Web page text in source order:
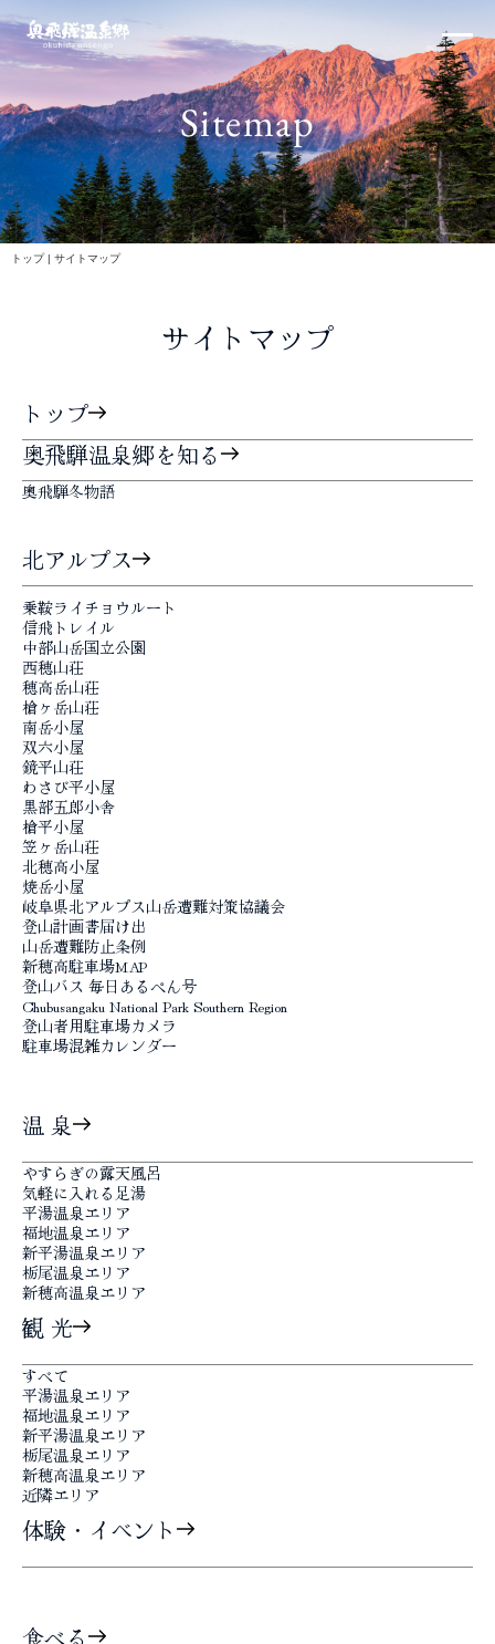
容
を
ス
キ
ッ
プ
Sitemap
トップ| サイトマップ
サイトマップ
トップ
奥飛騨温泉郷を知る
奥飛騨冬物語
北アルプス
乗鞍ライチョウルート
信飛トレイル
中部山岳国立公園
西穂山荘
穂高岳山荘
槍ヶ岳山荘
南岳小屋
双六小屋
鏡平山荘
わさび平小屋
黒部五郎小舎
槍平小屋
笠ヶ岳山荘
北穂高小屋
焼岳小屋
岐阜県北アルプス山岳遭難対策協議会
登山計画書届け出
山岳遭難防止条例
新穂高駐車場MAP
登山バス 毎日あるぺん号
Chubusangaku National Park Southern Region
登山者用駐車場カメラ
駐車場混雑カレンダー
温 泉
やすらぎの露天風呂
気軽に入れる足湯
平湯温泉エリア
福地温泉エリア
新平湯温泉エリア
栃尾温泉エリア
新穂高温泉エリア
観 光
すべて
平湯温泉エリア
福地温泉エリア
新平湯温泉エリア
栃尾温泉エリア
新穂高温泉エリア
近隣エリア
体験・イベント
食べる
×
北アルプス